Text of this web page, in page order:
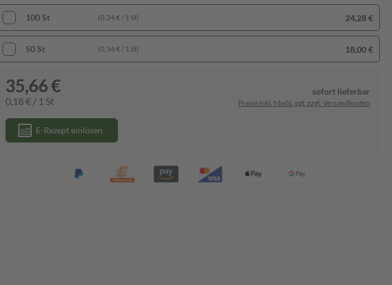
100 St (0,24 € / 1 St) 24,28 €
50 St (0,36 € / 1 St) 18,00 €
35,66 €
0,18 € / 1 St
sofort lieferbar
Preise inkl. MwSt. ggf. zzgl. Versandkosten
E-Rezept einlösen